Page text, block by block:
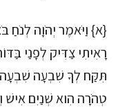
{א} וַיֹּאמֶר יְהֹוָה
רָאִיתִי צַדִּיק לְפָנַי
תִּקַּח לְךָ שִׁבְעָה שִׁבְעָה
טְהֹרָה הִוא שְׁנַיִם